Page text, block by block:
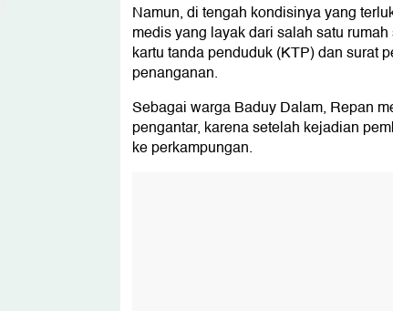
Namun, di tengah kondisinya yang
medis yang layak dari salah satu
kartu tanda penduduk (KTP) dan surat
penanganan.
Sebagai warga Baduy Dalam, Repan
pengantar, karena setelah kejadian
ke perkampungan.